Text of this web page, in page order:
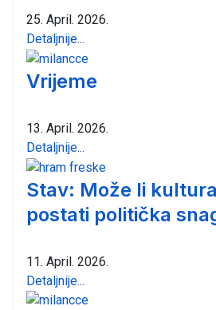
25. April. 2026.
Detaljnije...
Vrijeme
13. April. 2026.
Detaljnije...
Stav: Može li
postati politička
11. April. 2026.
Detaljnije...